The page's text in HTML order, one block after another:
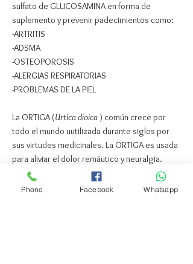
sulfato de GLUCOSAMINA en forma de
suplemento y prevenir padecimientos como:
-ARTRITIS
-ADSMA
-OSTEOPOROSIS
-ALERGIAS RESPIRATORIAS
-PROBLEMAS DE LA PIEL
La ORTIGA (Urtica dioica ) común crece por
todo el mundo uutilizada durante siglos por
sus virtudes medicinales. La ORTIGA es usada
para aliviar el dolor remáutico y neuralgia.
Aporta Hierro que ayuda en casos de artrosis.
Phone Facebook Whatsapp